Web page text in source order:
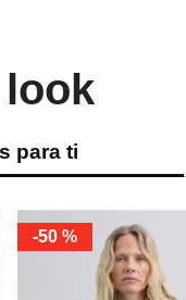
para ti
-50 %